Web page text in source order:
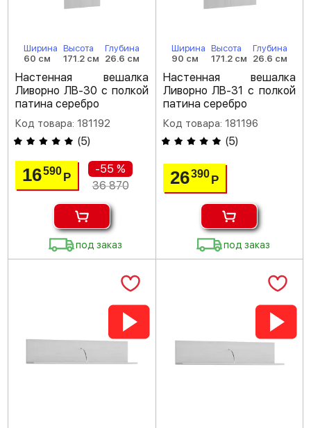
Ширина
60 см
Высота
171.2 см
Глубина
26.6 см
Настенная вешалка
Ливорно ЛВ-30 с полкой
патина серебро
Код товара: 181192
(5)
16590Р
-55 %
36 870
под заказ
Ширина
90 см
Высота
171.2 см
Глубина
26.6 см
Настенная вешалка
Ливорно ЛВ-31 с полкой
патина серебро
Код товара: 181196
(5)
26390 Р
под заказ